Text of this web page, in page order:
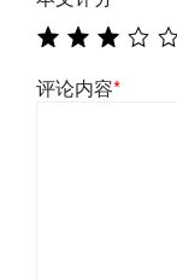
评论内容*